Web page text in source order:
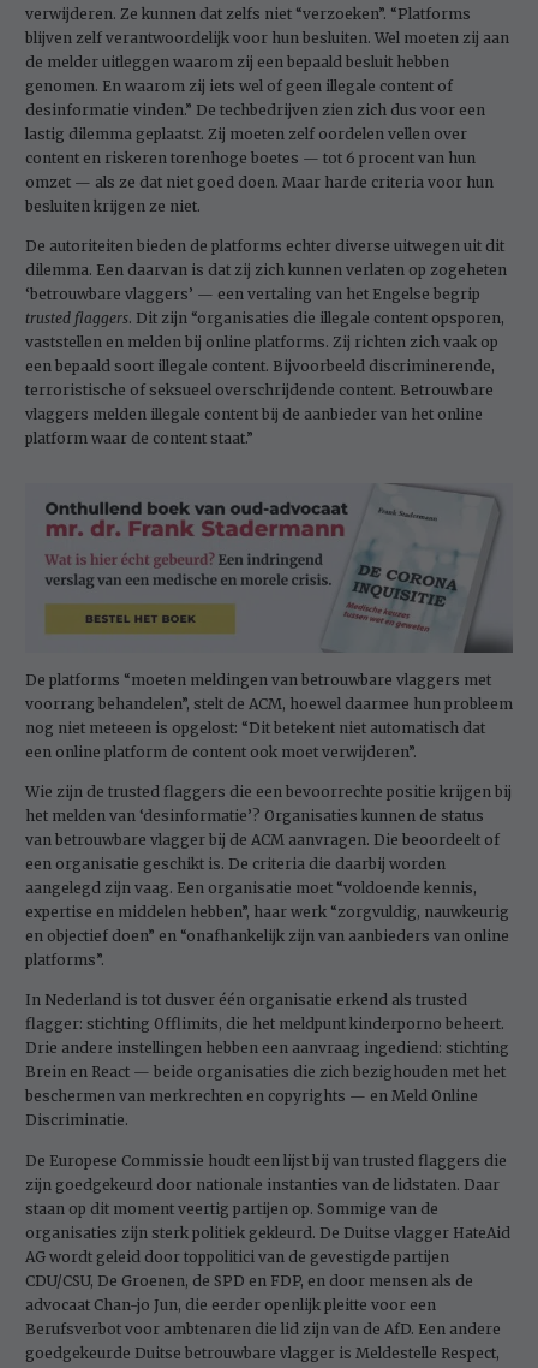
verwijderen. Ze kunnen dat zelfs niet “verzoeken”. “Platforms
blijven zelf verantwoordelijk voor hun besluiten. Wel moeten zij aan
de melder uitleggen waarom zij een bepaald besluit hebben
genomen. En waarom zij iets wel of geen illegale content of
desinformatie vinden.” De techbedrijven zien zich dus voor een
lastig dilemma geplaatst. Zij moeten zelf oordelen vellen over
content en riskeren torenhoge boetes — tot 6 procent van hun
omzet — als ze dat niet goed doen. Maar harde criteria voor hun
besluiten krijgen ze niet.
De autoriteiten bieden de platforms echter diverse uitwegen uit dit
dilemma. Een daarvan is dat zij zich kunnen verlaten op zogeheten
‘betrouwbare vlaggers’ — een vertaling van het Engelse begrip
trusted flaggers. Dit zijn “organisaties die illegale content opsporen,
vaststellen en melden bij online platforms. Zij richten zich vaak op
een bepaald soort illegale content. Bijvoorbeeld discriminerende,
terroristische of seksueel overschrijdende content. Betrouwbare
vlaggers melden illegale content bij de aanbieder van het online
platform waar de content staat.”
De platforms “moeten meldingen van betrouwbare vlaggers met
voorrang behandelen”, stelt de ACM, hoewel daarmee hun probleem
nog niet meteeen is opgelost: “Dit betekent niet automatisch dat
een online platform de content ook moet verwijderen”.
Wie zijn de trusted flaggers die een bevoorrechte positie krijgen bij
het melden van ‘desinformatie’? Organisaties kunnen de status
van betrouwbare vlagger bij de ACM aanvragen. Die beoordeelt of
een organisatie geschikt is. De criteria die daarbij worden
aangelegd zijn vaag. Een organisatie moet “voldoende kennis,
expertise en middelen hebben”, haar werk “zorgvuldig, nauwkeurig
en objectief doen” en “onafhankelijk zijn van aanbieders van online
platforms”.
In Nederland is tot dusver één organisatie erkend als trusted
flagger: stichting Offlimits, die het meldpunt kinderporno beheert.
Drie andere instellingen hebben een aanvraag ingediend: stichting
Brein en React — beide organisaties die zich bezighouden met het
beschermen van merkrechten en copyrights — en Meld Online
Discriminatie.
De Europese Commissie houdt een lijst bij van trusted flaggers die
zijn goedgekeurd door nationale instanties van de lidstaten. Daar
staan op dit moment veertig partijen op. Sommige van de
organisaties zijn sterk politiek gekleurd. De Duitse vlagger HateAid
AG wordt geleid door toppolitici van de gevestigde partijen
CDU/CSU, De Groenen, de SPD en FDP, en door mensen als de
advocaat Chan-jo Jun, die eerder openlijk pleitte voor een
Berufsverbot voor ambtenaren die lid zijn van de AfD. Een andere
goedgekeurde Duitse betrouwbare vlagger is Meldestelle Respect,